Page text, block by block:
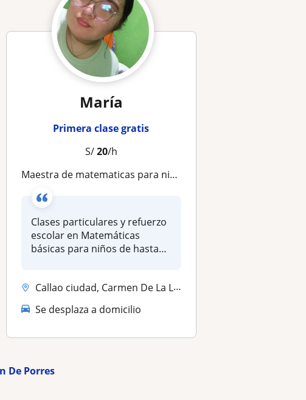
María
Primera clase gratis
S/20/h
Maestra de matematicas para niños de 8 años o menos
Clases particulares y refuerzo
escolar en Matemáticas
básicas para niños de hasta
Callao ciudad, Carmen De La Legua Reynoso, San Martin De Porres
Se desplaza a domicilio
De Porres